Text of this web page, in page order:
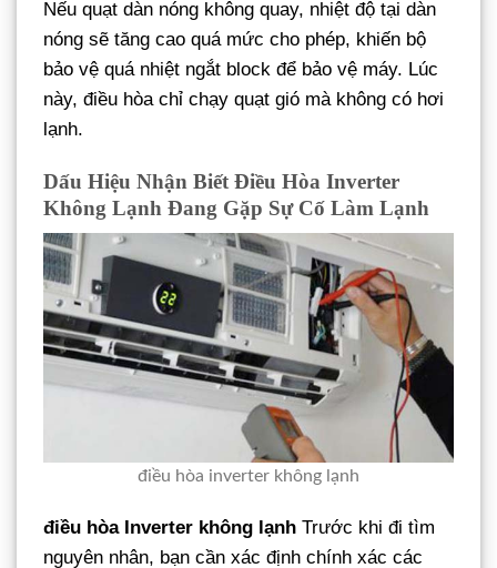
Nếu quạt dàn nóng không quay, nhiệt độ tại dàn
nóng sẽ tăng cao quá mức cho phép, khiến bộ
bảo vệ quá nhiệt ngắt block để bảo vệ máy. Lúc
này, điều hòa chỉ chạy quạt gió mà không có hơi
lạnh.
Dấu Hiệu Nhận Biết Điều Hòa Inverter
Không Lạnh Đang Gặp Sự Cố Làm Lạnh
điều hòa inverter không lạnh
điều hòa Inverter không lạnh Trước khi đi tìm
nguyên nhân, bạn cần xác định chính xác các